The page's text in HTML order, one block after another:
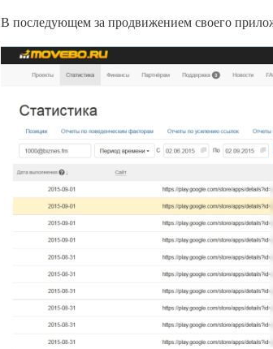
В последующем за продвижением своего